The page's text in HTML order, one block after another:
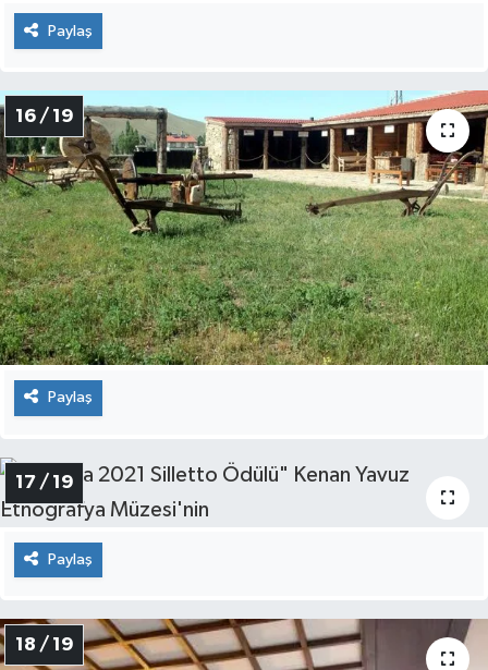
Paylaş
16 / 19
Paylaş
17 / 19
Paylaş
18 / 19